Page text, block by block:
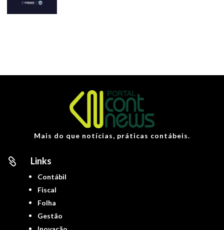
Mais do que notícias, práticas contábeis.
 Links
Contábil
Fiscal
Folha
Gestão